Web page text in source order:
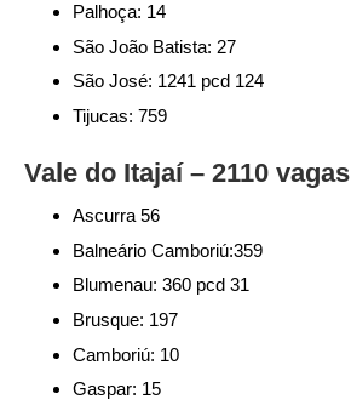
Palhoça: 14
São João Batista: 27
São José: 1241 pcd 124
Tijucas: 759
Vale do Itajaí – 2110 vagas
Ascurra 56
Balneário Camboriú:359
Blumenau: 360 pcd 31
Brusque: 197
Camboriú: 10
Gaspar: 15